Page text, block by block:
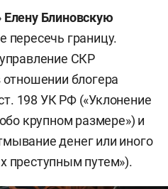
Елену Блиновскую
пересечь границу.
СКР
отношении блогера
198 УК РФ («Уклонение
крупном размере») и
денег или иного
преступным путем»).